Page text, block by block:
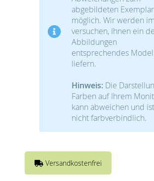
abgebildeten Exemplar
möglich. Wir werden
versuchen, Ihnen ein
Abbildungen
entsprechendes
liefern.
Hinweis: Die
Farben auf Ihrem
kann abweichen und ist
nicht farbverbindlich.
Versandkostenfrei